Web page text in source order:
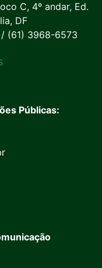
C, 4º andar, Ed.
DF
(61) 3968-6573
Públicas: